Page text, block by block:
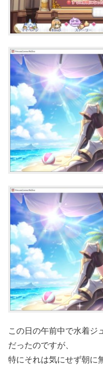
この日の午前中で水着ジ
だったのですが、
特にそれは気にせず朝に